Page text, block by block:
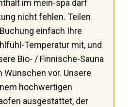
im mein-spa darf
nicht fehlen. Teilen
einfach Ihre
Temperatur mit, und
Bio- / Finnische-Sauna
Wünschen vor. Unsere
hochwertigen
ausgestattet, der